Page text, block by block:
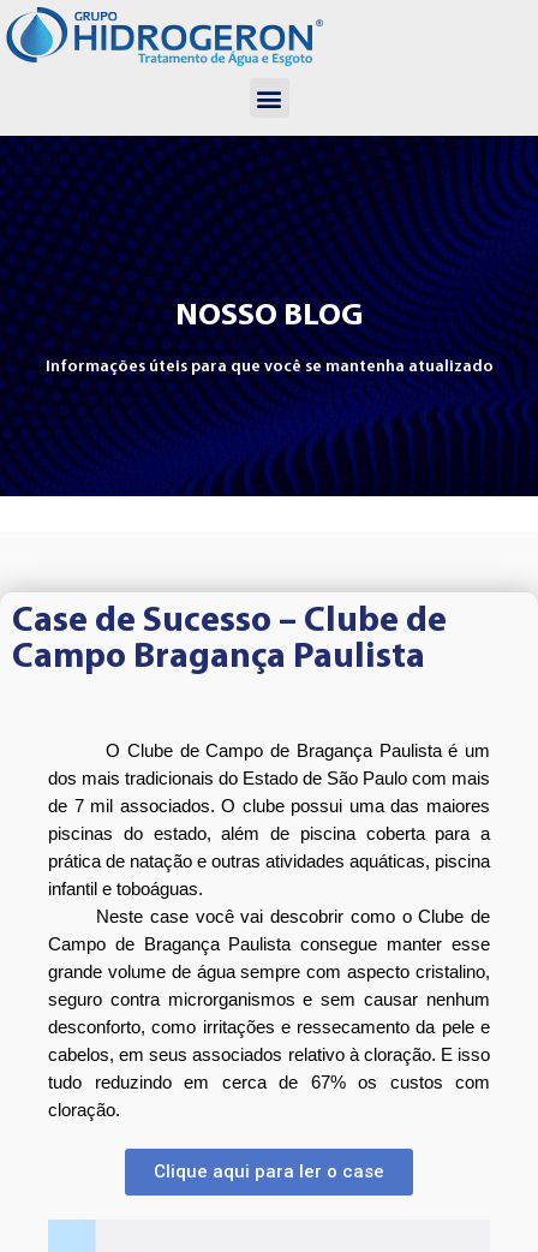
NOSSO BLOG
Informações úteis para que você se mantenha atualizado
Case de Sucesso – Clube de
Campo Bragança Paulista
O Clube de Campo de Bragança Paulista é um
dos mais tradicionais do Estado de São Paulo com mais
de 7 mil associados. O clube possui uma das maiores
piscinas do estado, além de piscina coberta para a
prática de natação e outras atividades aquáticas, piscina
infantil e toboáguas.
Neste case você vai descobrir como o Clube de
Campo de Bragança Paulista consegue manter esse
grande volume de água sempre com aspecto cristalino,
seguro contra microrganismos e sem causar nenhum
desconforto, como irritações e ressecamento da pele e
cabelos, em seus associados relativo à cloração. E isso
tudo reduzindo em cerca de 67% os custos com
cloração.
Clique aqui para ler o case